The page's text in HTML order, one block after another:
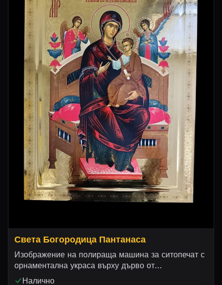
Света Богородица Пантанаса
Изображение на полираща машина за ситопечат с
орнаментална украса върху дърво от...
Налично